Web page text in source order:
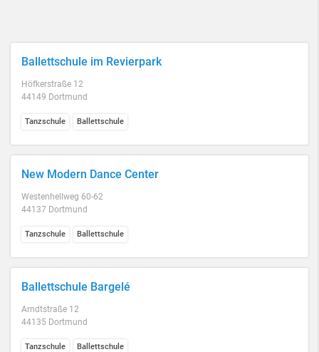
Ballettschule im Revierpark
Höfkerstraße 12
44149 Dortmund
Tanzschule Ballettschule
New Modern Dance Center
Westenhellweg 60-62
44137 Dortmund
Tanzschule Ballettschule
Ballettschule Bargelé
Arndtstraße 12
44135 Dortmund
Tanzschule Ballettschule